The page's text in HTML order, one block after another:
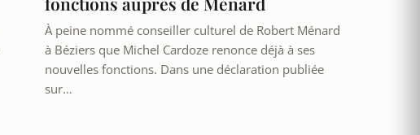
À peine nommé conseiller culturel de Robert Ménard
à Béziers que Michel Cardoze renonce déjà à ses
nouvelles fonctions. Dans une déclaration publiée
sur…